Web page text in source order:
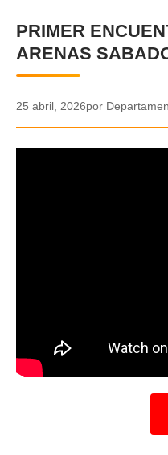
DEPORTES
POLICIAL
PRIMER
ARENAS
25 abril, 2026por